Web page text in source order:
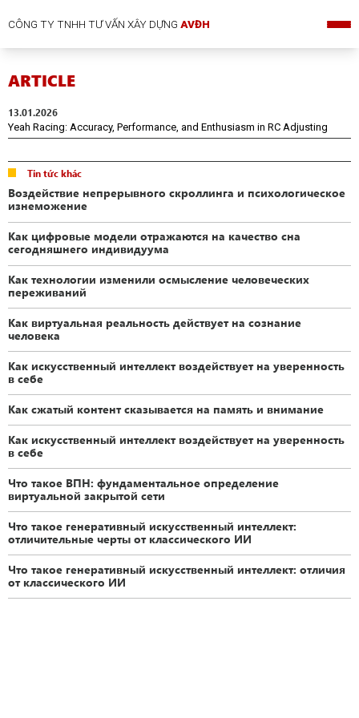
CÔNG TY TNHH TƯ VẤN XÂY DỰNGAVĐH
ARTICLE
13.01.2026
Yeah Racing: Accuracy, Performance, and Enthusiasm in RC Adjusting
Tin tức khác
Воздействие непрерывного скроллинга и психологическое
изнеможение
Как цифровые модели отражаются на качество сна
сегодняшнего индивидуума
Как технологии изменили осмысление человеческих
переживаний
Как виртуальная реальность действует на сознание
человека
Как искусственный интеллект воздействует на уверенность
в себе
Как сжатый контент сказывается на память и внимание
Как искусственный интеллект воздействует на уверенность
в себе
Что такое ВПН: фундаментальное определение
виртуальной закрытой сети
Что такое генеративный искусственный интеллект:
отличительные черты от классического ИИ
Что такое генеративный искусственный интеллект: отличия
от классического ИИ